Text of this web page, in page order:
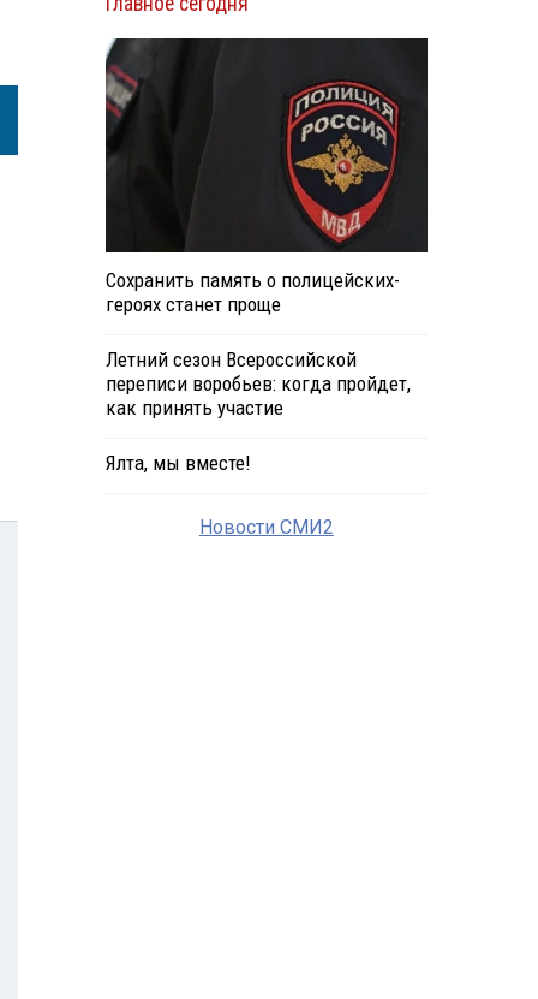
Сохранить память о полицейских-
героях станет проще
Летний сезон Всероссийской
переписи воробьев: когда пройдет,
как принять участие
Ялта, мы вместе!
Новости СМИ2